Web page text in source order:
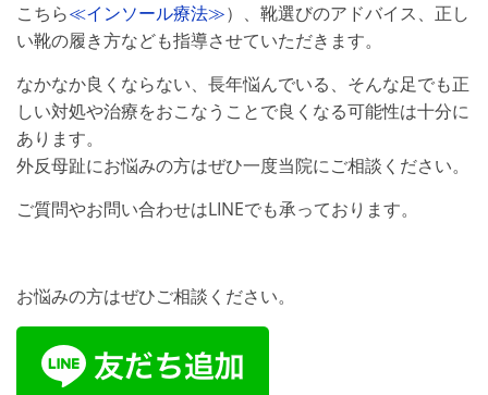
こちら≪インソール療法≫）、靴選びのアドバイス、正し
い靴の履き方なども指導させていただきます。
なかなか良くならない、長年悩んでいる、そんな足でも正
しい対処や治療をおこなうことで良くなる可能性は十分に
あります。
外反母趾にお悩みの方はぜひ一度当院にご相談ください。
ご質問やお問い合わせはLINEでも承っております。
お悩みの方はぜひご相談ください。